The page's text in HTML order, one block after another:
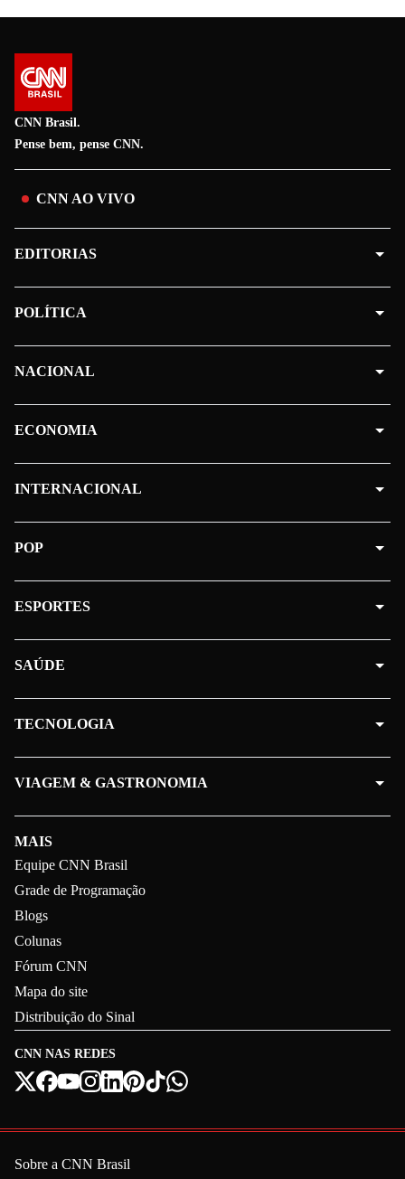
CNN Brasil.
Pense bem, pense CNN.
CNN AO VIVO
CNN NAS REDES
MAIS
Equipe CNN Brasil
Grade de Programação
Blogs
Colunas
Fórum CNN
Mapa do site
Distribuição do Sinal
EDITORIAS
POLÍTICA
NACIONAL
ECONOMIA
INTERNACIONAL
POP
ESPORTES
SAÚDE
TECNOLOGIA
VIAGEM & GASTRONOMIA
Sobre a CNN Brasil